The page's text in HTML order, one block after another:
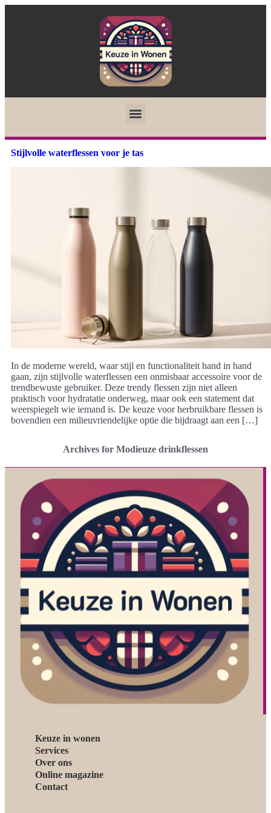
Stijlvolle waterflessen voor je tas
In de moderne wereld, waar stijl en functionaliteit hand in hand
gaan, zijn stijlvolle waterflessen een onmisbaar accessoire voor de
trendbewuste gebruiker. Deze trendy flessen zijn niet alleen
praktisch voor hydratatie onderweg, maar ook een statement dat
weerspiegelt wie iemand is. De keuze voor herbruikbare flessen is
bovendien een milieuvriendelijke optie die bijdraagt aan een […]
Archives for Modieuze drinkflessen
Keuze in wonen
Services
Over ons
Online magazine
Contact